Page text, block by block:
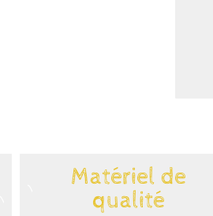
Matériel de
qualité